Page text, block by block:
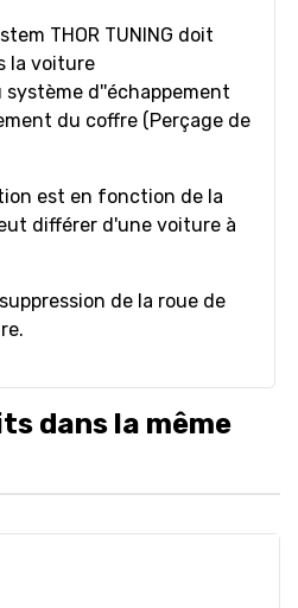
THOR TUNING doit
la voiture
d''échappement
du coffre (Perçage de
est en fonction de la
différer d'une voiture à
de la roue de
dans la même